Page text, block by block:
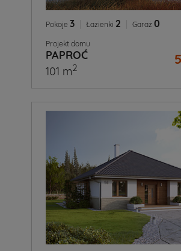
Pokoje 3 Łazienki 2 Garaż 0
Projekt domu
PAPROĆ
101 m2